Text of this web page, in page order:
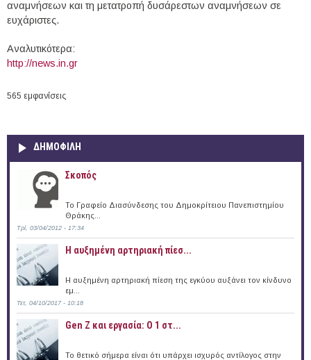
αναμνήσεων και τη μετατροπή δυσάρεστων αναμνήσεων σε
ευχάριστες.
Aναλυτικότερα:
http://news.in.gr
565 εμφανίσεις
ΔΗΜΟΦΙΛΗ
Σκοπός
Το Γραφείο Διασύνδεσης του Δημοκρίτειου Πανεπιστημίου
Θράκης...
Τρί, 03/04/2012 - 17:34
Η αυξημένη αρτηριακή πίεσ...
Η αυξημένη αρτηριακή πίεση της εγκύου αυξάνει τον κίνδυνο
εμ...
Τετ, 04/10/2017 - 10:18
Gen Z και εργασία: Ο 1 στ...
Το θετικό σήμερα είναι ότι υπάρχει ισχυρός αντίλογος στην